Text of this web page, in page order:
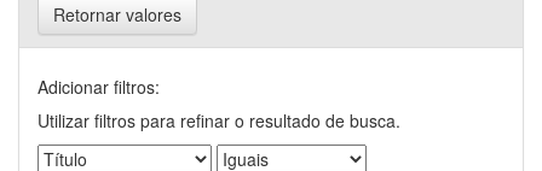
Retornar valores
Adicionar filtros:
Utilizar filtros para refinar o resultado de busca.